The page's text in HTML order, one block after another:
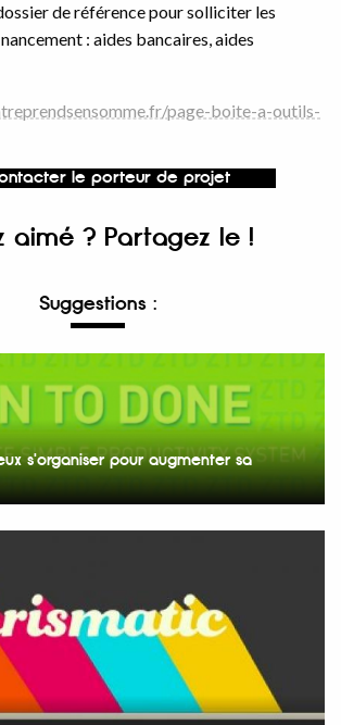
de référence pour solliciter les
: aides bancaires, aides
page-boite-a-outils-
le porteur de projet
aimé ? Partagez le !
Suggestions :
s'organiser pour augmenter sa